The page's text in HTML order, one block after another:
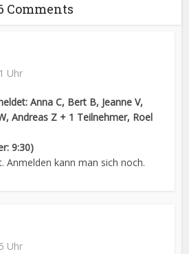
Comments
Uhr
Anna C, Bert B, Jeanne V,
Andreas Z + 1 Teilnehmer, Roel
9:30)
Anmelden kann man sich noch.
Uhr